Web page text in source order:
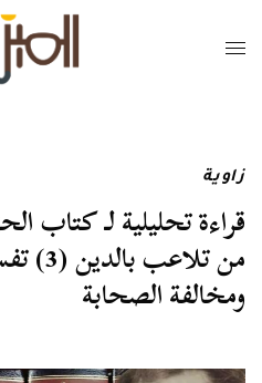
زاوية
قراءة تحليلية لـ كتاب
من
ومخالفة الصحابة